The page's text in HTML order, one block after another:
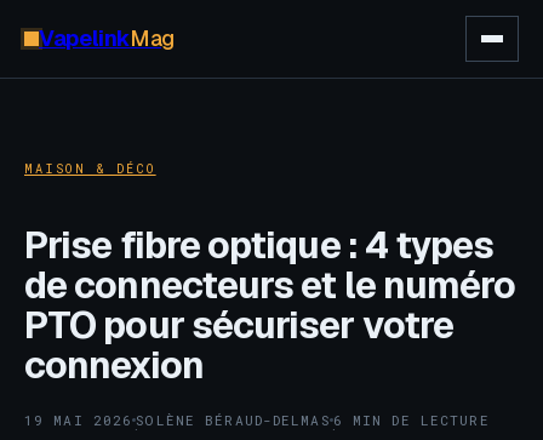
VapelinkMag
MAISON & DÉCO
Prise fibre optique : 4 types
de connecteurs et le numéro
PTO pour sécuriser votre
connexion
19 MAI 2026·SOLÈNE BÉRAUD-DELMAS ·
6 MIN DE LECTURE